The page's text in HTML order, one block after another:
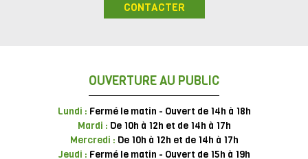
CONTACTER
OUVERTURE AU PUBLIC
Lundi : Fermé le matin - Ouvert de 14h à 18h
Mardi : De 10h à 12h et de 14h à 17h
Mercredi : De 10h à 12h et de 14h à 17h
Jeudi : Fermé le matin - Ouvert de 15h à 19h